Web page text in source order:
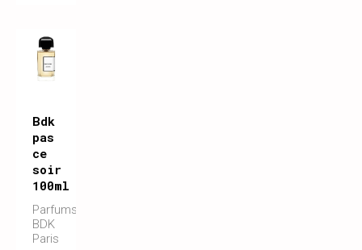
Bdk
pas
ce
soir
100ml
Parfums
BDK
Paris